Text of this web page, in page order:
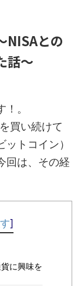
NISAとの
話〜
。
買い続けて
トコイン）
回は、その経
]
に興味を